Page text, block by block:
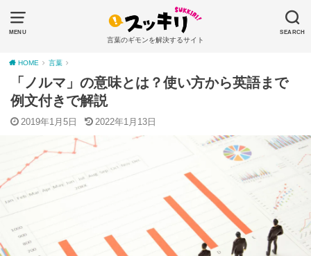
MENU SEARCH
言葉のギモンを解決するサイト
HOME 言葉
「ノルマ」の意味とは？使い方から英語まで
例文付きで解説
2019年1月5日 2022年1月13日